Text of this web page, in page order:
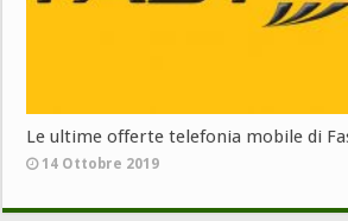
Le ultime offerte telefonia mobile di
14 Ottobre 2019